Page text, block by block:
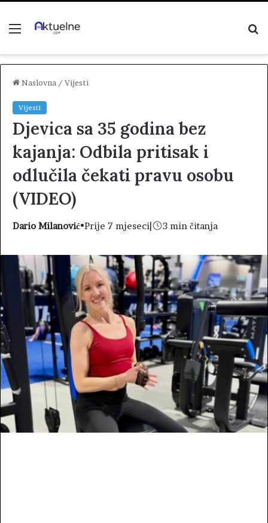
Menu
Naslovna / Vijesti
Vijesti
Djevica sa 35 godina bez
kajanja: Odbila pritisak i
odlučila čekati pravu osobu
(VIDEO)
Dario Milanović•Prije 7 mjeseci| 3 min čitanja